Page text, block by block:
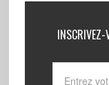
INSCRIVEZ-